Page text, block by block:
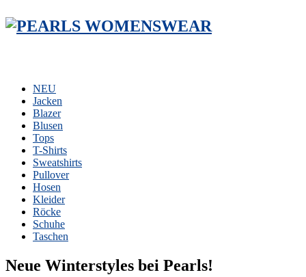
NEU
Jacken
Blazer
Blusen
Tops
T-Shirts
Sweatshirts
Pullover
Hosen
Kleider
Röcke
Schuhe
Taschen
Neue Winterstyles bei Pearls!